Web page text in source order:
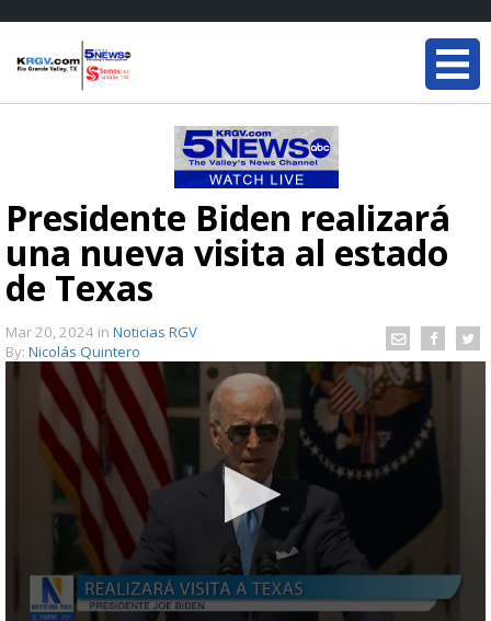
Presidente Biden realizará
una nueva visita al estado
de Texas
Mar 20, 2024 in Noticias RGV
By: Nicolás Quintero